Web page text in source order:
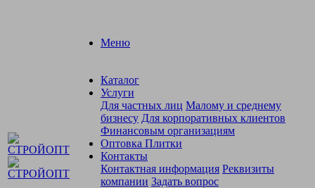
Меню
Каталог
Услуги
Для частных лиц Малому и среднему
бизнесу Для корпоративных клиентов
Финансовым организациям
Оптовка Плитки
Контакты
Контактная информация Реквизиты
компании Задать вопрос